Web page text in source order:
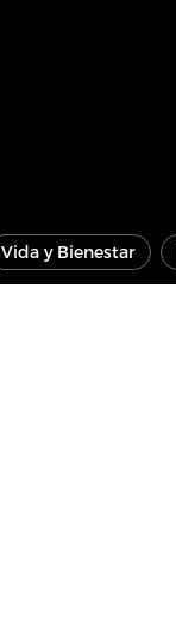
Vida y Bienestar